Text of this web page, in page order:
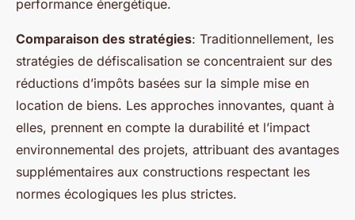
performance énergétique.
Comparaison des stratégies: Traditionnellement, les
stratégies de défiscalisation se concentraient sur des
réductions d’impôts basées sur la simple mise en
location de biens. Les approches innovantes, quant à
elles, prennent en compte la durabilité et l’impact
environnemental des projets, attribuant des avantages
supplémentaires aux constructions respectant les
normes écologiques les plus strictes.